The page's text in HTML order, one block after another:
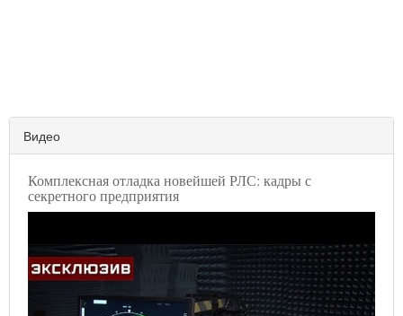
Видео
Комплексная отладка новейшей РЛС: кадры с
секретного предприятия